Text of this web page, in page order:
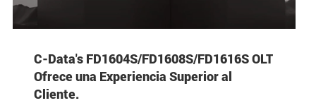
C-Data's FD1604S/FD1608S/FD1616S OLT
Ofrece una Experiencia Superior al
Cliente.